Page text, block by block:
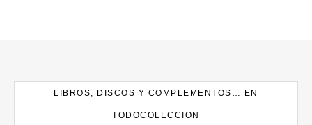
LIBROS, DISCOS Y COMPLEMENTOS… EN
TODOCOLECCION